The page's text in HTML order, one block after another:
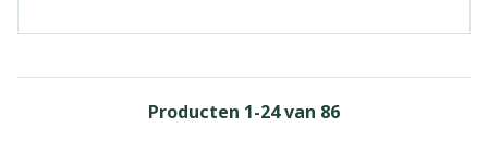
Producten 1-24van 86